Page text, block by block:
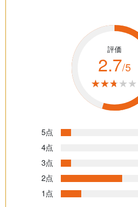
評価
2.7/5
★★★★★
★★★★★
5点
4点
3点
2点
1点